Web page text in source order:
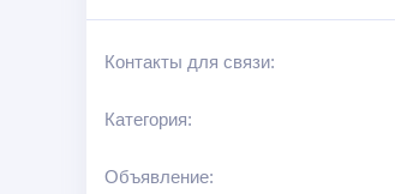
Контакты для связи:
Категория:
Объявление: